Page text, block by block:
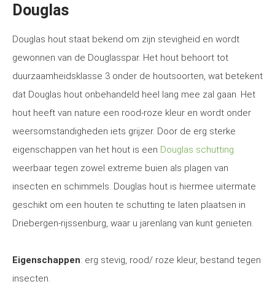
Douglas
Douglas hout staat bekend om zijn stevigheid en wordt
gewonnen van de Douglasspar. Het hout behoort tot
duurzaamheidsklasse 3 onder de houtsoorten, wat betekent
dat Douglas hout onbehandeld heel lang mee zal gaan. Het
hout heeft van nature een rood-roze kleur en wordt onder
weersomstandigheden iets grijzer. Door de erg sterke
eigenschappen van het hout is een Douglas schutting
weerbaar tegen zowel extreme buien als plagen van
insecten en schimmels. Douglas hout is hiermee uitermate
geschikt om een houten te schutting te laten plaatsen in
Driebergen-rijssenburg, waar u jarenlang van kunt genieten.
Eigenschappen: erg stevig, rood/ roze kleur, bestand tegen
insecten.